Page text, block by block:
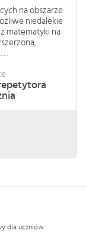
na obszarze
niedalekie
matematyki na
.
dla uczniów